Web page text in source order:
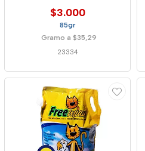
$3.000
85gr
Gramo a $35,29
23334